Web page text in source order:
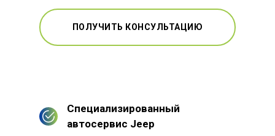
ПОЛУЧИТЬ КОНСУЛЬТАЦИЮ
Специализированный
автосервис Jeep